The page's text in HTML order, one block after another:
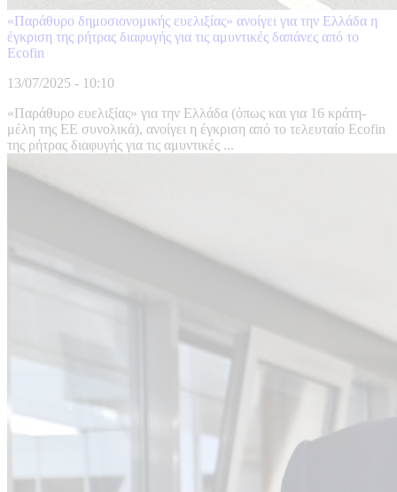
«Παράθυρο δημοσιονομικής ευελιξίας» ανοίγει για την Ελλάδα η
έγκριση της ρήτρας διαφυγής για τις αμυντικές δαπάνες από το
Ecofin
13/07/2025 - 10:10
«Παράθυρο ευελιξίας» για την Ελλάδα (όπως και για 16 κράτη-
μέλη της ΕΕ συνολικά), ανοίγει η έγκριση από το τελευταίο Ecofin
της ρήτρας διαφυγής για τις αμυντικές ...